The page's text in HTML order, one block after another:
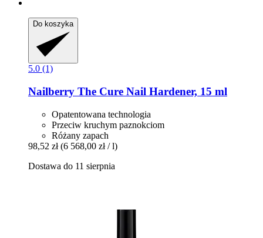
Do koszyka
5.0 (1)
Nailberry The Cure Nail Hardener, 15 ml
Opatentowana technologia
Przeciw kruchym paznokciom
Różany zapach
98,52 zł (6 568,00 zł / l)
Dostawa do 11 sierpnia